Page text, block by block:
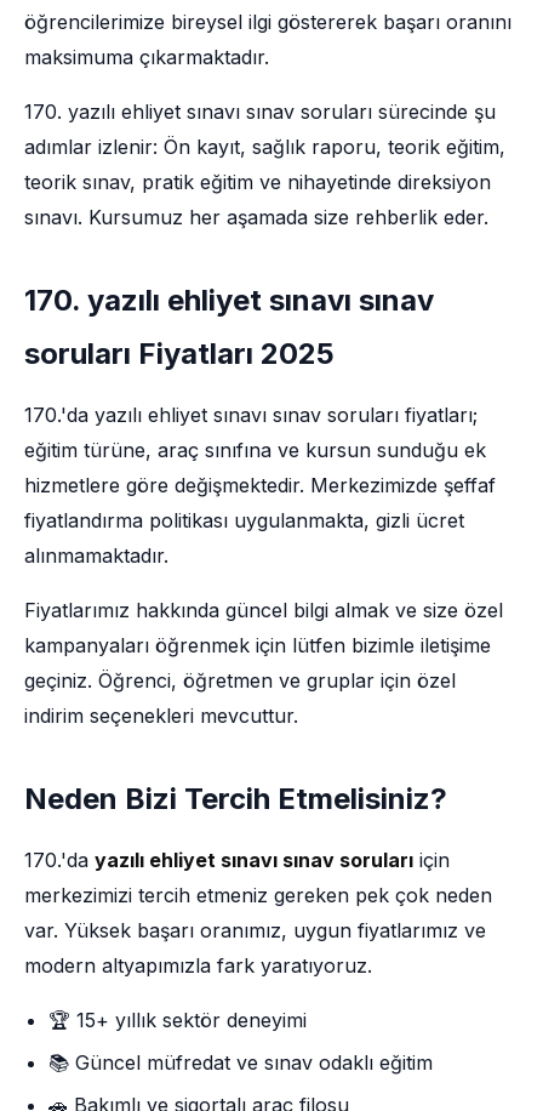
öğrencilerimize bireysel ilgi göstererek başarı oranını
maksimuma çıkarmaktadır.
170. yazılı ehliyet sınavı sınav soruları sürecinde şu
adımlar izlenir: Ön kayıt, sağlık raporu, teorik eğitim,
teorik sınav, pratik eğitim ve nihayetinde direksiyon
sınavı. Kursumuz her aşamada size rehberlik eder.
170. yazılı ehliyet sınavı sınav
soruları Fiyatları 2025
170.'da yazılı ehliyet sınavı sınav soruları fiyatları;
eğitim türüne, araç sınıfına ve kursun sunduğu ek
hizmetlere göre değişmektedir. Merkezimizde şeffaf
fiyatlandırma politikası uygulanmakta, gizli ücret
alınmamaktadır.
Fiyatlarımız hakkında güncel bilgi almak ve size özel
kampanyaları öğrenmek için lütfen bizimle iletişime
geçiniz. Öğrenci, öğretmen ve gruplar için özel
indirim seçenekleri mevcuttur.
Neden Bizi Tercih Etmelisiniz?
170.'da yazılı ehliyet sınavı sınav soruları için
merkezimizi tercih etmeniz gereken pek çok neden
var. Yüksek başarı oranımız, uygun fiyatlarımız ve
modern altyapımızla fark yaratıyoruz.
🏆 15+ yıllık sektör deneyimi
📚 Güncel müfredat ve sınav odaklı eğitim
🚗 Bakımlı ve sigortalı araç filosu